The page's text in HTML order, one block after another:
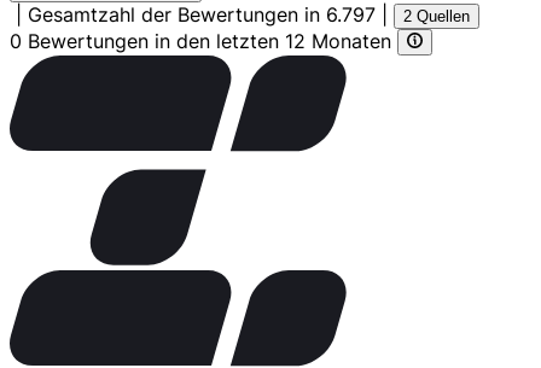
Gesamtzahl der Bewertungen in 6.797 2 Quellen
0 Bewertungen in den letzten 12 Monaten